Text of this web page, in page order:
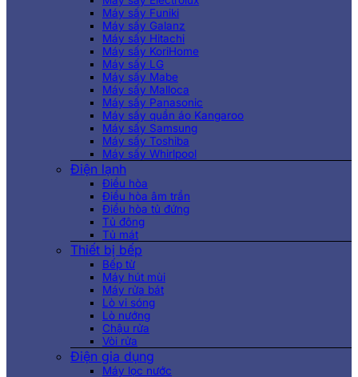
Máy sấy Funiki
Máy sấy Galanz
Máy sấy Hitachi
Máy sấy KoriHome
Máy sấy LG
Máy sấy Mabe
Máy sấy Malloca
Máy sấy Panasonic
Máy sấy quần áo Kangaroo
Máy sấy Samsung
Máy sấy Toshiba
Máy sấy Whirlpool
Điện lạnh
Điều hòa
Điều hòa âm trần
Điều hòa tủ đứng
Tủ đông
Tủ mát
Thiết bị bếp
Bếp từ
Máy hút mùi
Máy rửa bát
Lò vi sóng
Lò nướng
Chậu rửa
Vòi rửa
Điện gia dụng
Máy lọc nước